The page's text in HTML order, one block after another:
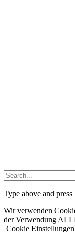
Type above and press
Wir verwenden
der Verwendung
Cookie Einstellungen